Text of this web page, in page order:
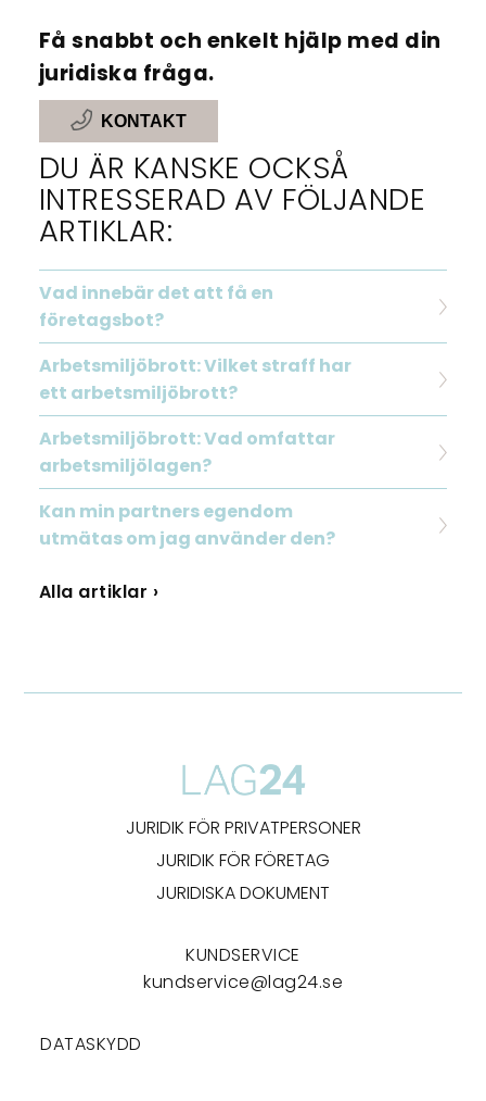
Få snabbt och enkelt hjälp med din
juridiska fråga.
KONTAKT
DU ÄR KANSKE OCKSÅ
INTRESSERAD AV FÖLJANDE
ARTIKLAR:
Vad innebär det att få en
företagsbot?
Arbetsmiljöbrott: Vilket straff har
ett arbetsmiljöbrott?
Arbetsmiljöbrott: Vad omfattar
arbetsmiljölagen?
Kan min partners egendom
utmätas om jag använder den?
Alla artiklar ›
JURIDIK FÖR PRIVATPERSONER
JURIDIK FÖR FÖRETAG
JURIDISKA DOKUMENT
KUNDSERVICE
kundservice@lag24.se
DATASKYDD